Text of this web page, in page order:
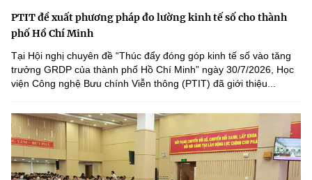
PTIT đề xuất phương pháp đo lường kinh tế số cho thành
phố Hồ Chí Minh
Tại Hội nghị chuyên đề “Thúc đẩy đóng góp kinh tế số vào tăng
trưởng GRDP của thành phố Hồ Chí Minh” ngày 30/7/2026, Học
viện Công nghệ Bưu chính Viễn thông (PTIT) đã giới thiệu...